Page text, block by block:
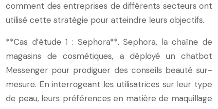
comment des entreprises de différents secteurs ont
utilisé cette stratégie pour atteindre leurs objectifs.
**Cas d’étude 1 : Sephora**. Sephora, la chaîne de
magasins de cosmétiques, a déployé un chatbot
Messenger pour prodiguer des conseils beauté sur-
mesure. En interrogeant les utilisatrices sur leur type
de peau, leurs préférences en matière de maquillage